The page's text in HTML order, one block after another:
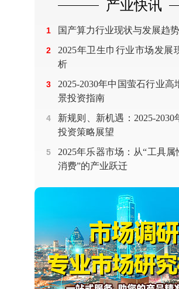
产业快讯
1 国产算力行业现状与发展趋
2
2025年卫生巾行业市场发展
析
3
2025-2030年中国萤石行业高
景投资指南
4
新规则、新机遇：2025-2030
投资策略展望
5
2025年乐器市场：从“工具属
消费”的产业跃迁